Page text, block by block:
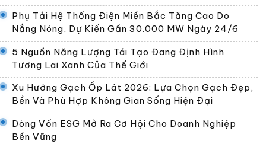
Phụ Tải Hệ Thống Điện Miền Bắc Tăng Cao Do
Nắng Nóng, Dự Kiến Gần 30.000 MW Ngày 24/6
5 Nguồn Năng Lượng Tái Tạo Đang Định Hình
Tương Lai Xanh Của Thế Giới
Xu Hướng Gạch Ốp Lát 2026: Lựa Chọn Gạch Đẹp,
Bền Và Phù Hợp Không Gian Sống Hiện Đại
Dòng Vốn ESG Mở Ra Cơ Hội Cho Doanh Nghiệp
Bền Vững